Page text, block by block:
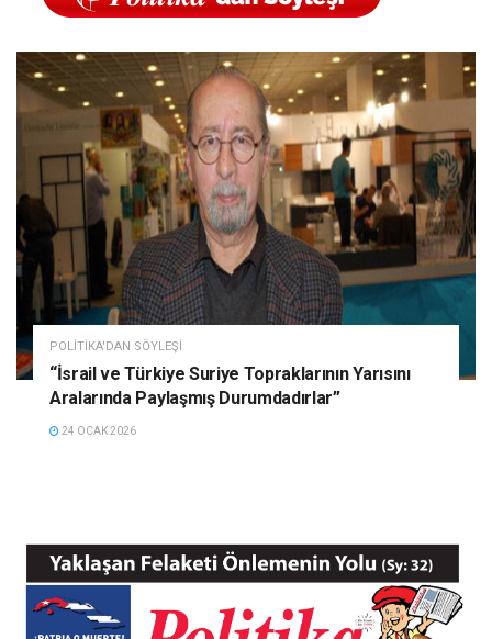
POLITIKA'DAN SÖYLEŞI
“İsrail ve Türkiye Suriye Topraklarının Yarısını
Aralarında Paylaşmış Durumdadırlar”
24 OCAK 2026